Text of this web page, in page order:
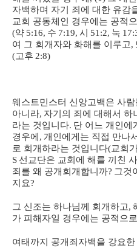
자백하며 자기 죄에 대한 유감
교회 공동체인 경우에는 공적
(약 5:16, 수 7:19, 시 51:2, 눅
여 그 회개자와 화해를 이루고,
(고후 2:8)
웨스트민스터 신앙고백은 사
아니라, 자기의 죄에 대해서 하
라는 것입니다. 단 어느 개인에
경우에 , 개인에게는 직접 만나
로 회개하라는 것입니다(교회
S 선교단은 교회에 해를 끼친
죄를 왜 공개회개합니까? 그것
지요?
그 신조는 하나님께 회개하고,
가 피해자일 경우에는 공적으
여태까지 공개죄자백을 강요